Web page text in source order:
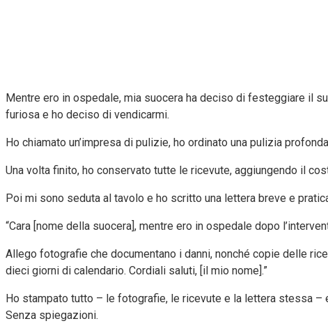
Mentre ero in ospedale, mia suocera ha deciso di festeggiare il
furiosa e ho deciso di vendicarmi.
Ho chiamato un’impresa di pulizie, ho ordinato una pulizia
Una volta finito, ho conservato tutte le ricevute, aggiungendo il
Poi mi sono seduta al tavolo e ho scritto una lettera breve e
“Cara [nome della suocera], mentre ero in ospedale dopo
Allego fotografie che documentano i danni, nonché copie delle
dieci giorni di calendario. Cordiali saluti, [il mio nome].”
Ho stampato tutto – le fotografie, le ricevute e la lettera stessa –
Senza spiegazioni.